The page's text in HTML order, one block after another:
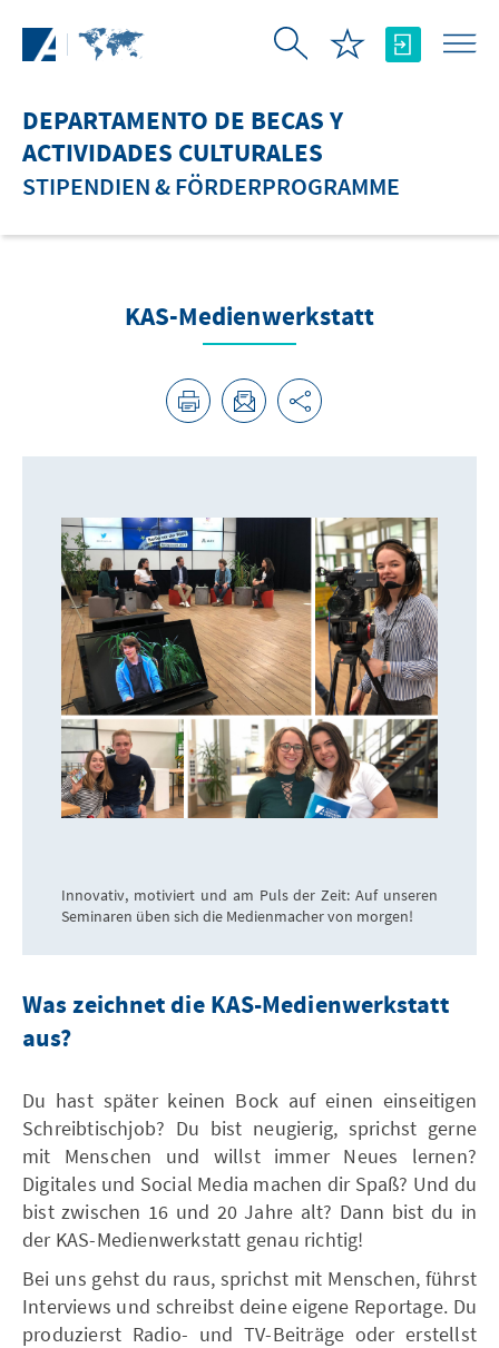
DEPARTAMENTO DE BECAS Y
ACTIVIDADES CULTURALES
STIPENDIEN & FÖRDERPROGRAMME
KAS-Medienwerkstatt
Innovativ, motiviert und am Puls der Zeit: Auf unseren
Seminaren üben sich die Medienmacher von morgen!
Was zeichnet die KAS-Medienwerkstatt
aus?
Du hast später keinen Bock auf einen einseitigen
Schreibtischjob? Du bist neugierig, sprichst gerne
mit Menschen und willst immer Neues lernen?
Digitales und Social Media machen dir Spaß? Und du
bist zwischen 16 und 20 Jahre alt? Dann bist du in
der KAS-Medienwerkstatt genau richtig!
Bei uns gehst du raus, sprichst mit Menschen, führst
Interviews und schreibst deine eigene Reportage. Du
produzierst Radio- und TV-Beiträge oder erstellst